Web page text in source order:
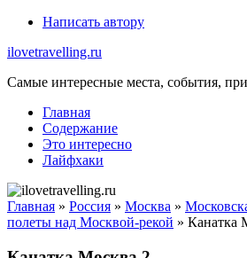
Skip
content
Написать автору
ilovetravelling.ru
Самые интересные места, события,
Главная
Содержание
Это интересно
Лайфхаки
Главная » Россия » Москва »
полеты над Москвой-рекой » Канатка